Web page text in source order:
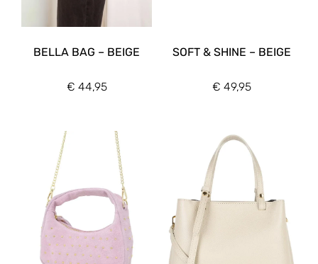
BELLA BAG – BEIGE
€ 44,95
SOFT & SHINE – BEIGE
€ 49,95